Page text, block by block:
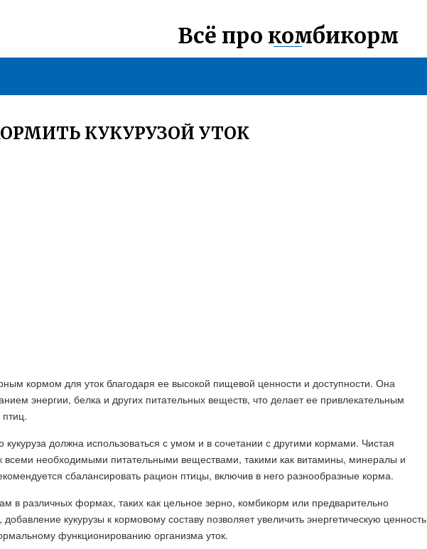
Всё про комбикорм
КУКУРУЗОЙ УТОК
кормом для уток благодаря ее высокой пищевой ценности и доступности. Она
энергии, белка и других питательных веществ, что делает ее привлекательным
должна использоваться с умом и в сочетании с другими кормами. Чистая
всеми необходимыми питательными веществами, такими как витамины, минералы и
сбалансировать рацион птицы, включив в него разнообразные корма.
в различных формах, таких как цельное зерно, комбикорм или предварительно
кукурузы к кормовому составу позволяет увеличить энергетическую ценность
функционированию организма уток.